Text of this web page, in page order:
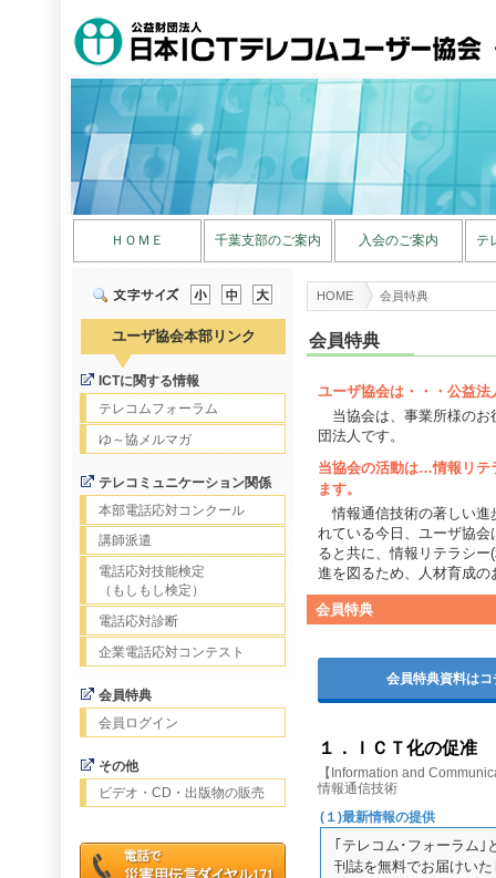
ＨＯＭＥ 千葉支部のご案内 入会のご案内 テ
ユーザ協会本部リンク
ICTに関する情報
テレコムフォーラム
ゆ～協メルマガ
テレコミュニケーション関係
本部電話応対コンクール
講師派遣
電話応対技能検定
（もしもし検定）
電話応対診断
企業電話応対コンテスト
会員特典
会員ログイン
その他
ビデオ・CD・出版物の販売
HOME 会員特典
会員特典
ユーザ協会は・・・公益法
当協会は、事業所様のお
団法人です。
当協会の活動は…情報リテ
ます。
情報通信技術の著しい進
れている今日、ユーザ協
ると共に、情報リテラシ
進を図るため、人材育成
会員特典
会員特典資料はコ
１．ＩＣＴ化の促准
【Information and
情報通信技術
(１)最新情報の提供
｢テレコム･フォーラム｣
刊誌を無料でお届けい